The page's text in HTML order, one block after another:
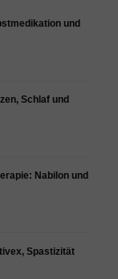
und
Schlaf und
Nabilon und
Spastizität